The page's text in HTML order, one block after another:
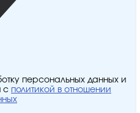
персональных данных и
с политикой в отношении